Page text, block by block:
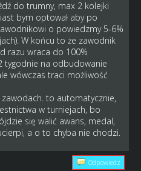
do trumny, max 2 kolejki
bym optował aby po
o powiedzmy 5-6%
W końcu to że zawodnik
razu wraca do 100%
tygodnie na odbudowanie
wówczas traci możliwość
to automatycznie,
w turniejach, bo
się walić awans, medal,
a o to chyba nie chodzi.
Odpowiedz